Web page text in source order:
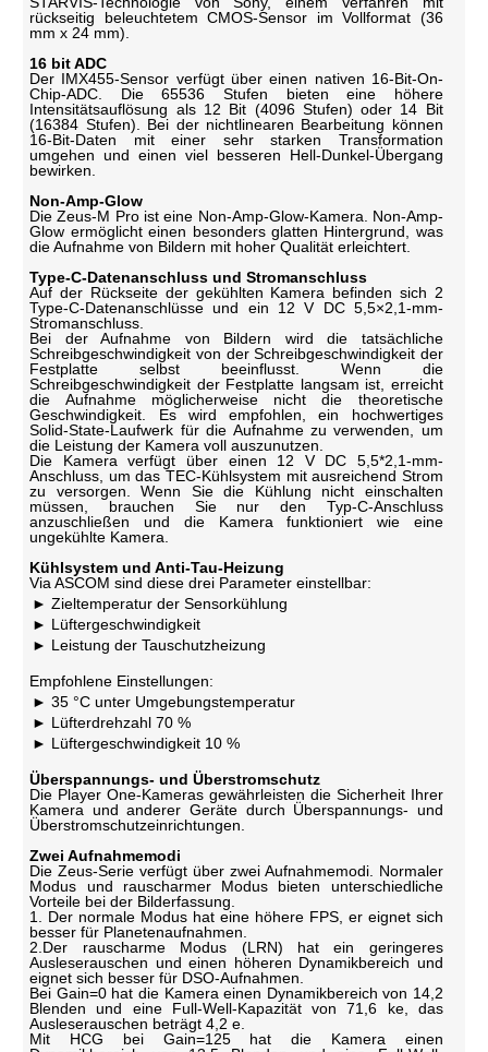
rückseitig beleuchtetem CMOS-Sensor im Vollformat (36
mm x 24 mm).
16 bit ADC
Der IMX455-Sensor verfügt über einen nativen 16-Bit-On-
Chip-ADC. Die 65536 Stufen bieten eine höhere
Intensitätsauflösung als 12 Bit (4096 Stufen) oder 14 Bit
(16384 Stufen). Bei der nichtlinearen Bearbeitung können
16-Bit-Daten mit einer sehr starken Transformation
umgehen und einen viel besseren Hell-Dunkel-Übergang
bewirken.
Non-Amp-Glow
Die Zeus-M Pro ist eine Non-Amp-Glow-Kamera. Non-Amp-
Glow ermöglicht einen besonders glatten Hintergrund, was
die Aufnahme von Bildern mit hoher Qualität erleichtert.
Type-C-Datenanschluss und Stromanschluss
Auf der Rückseite der gekühlten Kamera befinden sich 2
Type-C-Datenanschlüsse und ein 12 V DC 5,5×2,1-mm-
Stromanschluss.
Bei der Aufnahme von Bildern wird die tatsächliche
Schreibgeschwindigkeit von der Schreibgeschwindigkeit der
Festplatte selbst beeinflusst. Wenn die
Schreibgeschwindigkeit der Festplatte langsam ist, erreicht
die Aufnahme möglicherweise nicht die theoretische
Geschwindigkeit. Es wird empfohlen, ein hochwertiges
Solid-State-Laufwerk für die Aufnahme zu verwenden, um
die Leistung der Kamera voll auszunutzen.
Die Kamera verfügt über einen 12 V DC 5,5*2,1-mm-
Anschluss, um das TEC-Kühlsystem mit ausreichend Strom
zu versorgen. Wenn Sie die Kühlung nicht einschalten
müssen, brauchen Sie nur den Typ-C-Anschluss
anzuschließen und die Kamera funktioniert wie eine
ungekühlte Kamera.
Kühlsystem und Anti-Tau-Heizung
Via ASCOM sind diese drei Parameter einstellbar:
Zieltemperatur der Sensorkühlung
Lüftergeschwindigkeit
Leistung der Tauschutzheizung
Empfohlene Einstellungen:
35 °C unter Umgebungstemperatur
Lüfterdrehzahl 70 %
Lüftergeschwindigkeit 10 %
Überspannungs- und Überstromschutz
Die Player One-Kameras gewährleisten die Sicherheit Ihrer
Kamera und anderer Geräte durch Überspannungs- und
Überstromschutzeinrichtungen.
Zwei Aufnahmemodi
Die Zeus-Serie verfügt über zwei Aufnahmemodi. Normaler
Modus und rauscharmer Modus bieten unterschiedliche
Vorteile bei der Bilderfassung.
1. Der normale Modus hat eine höhere FPS, er eignet sich
besser für Planetenaufnahmen.
2.Der rauscharme Modus (LRN) hat ein geringeres
Ausleserauschen und einen höheren Dynamikbereich und
eignet sich besser für DSO-Aufnahmen.
Bei Gain=0 hat die Kamera einen Dynamikbereich von 14,2
Blenden und eine Full-Well-Kapazität von 71,6 ke, das
Ausleserauschen beträgt 4,2 e.
Mit HCG bei Gain=125 hat die Kamera einen